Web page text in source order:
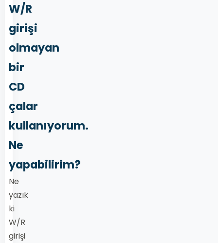
W/R
girişi
olmayan
bir
CD
çalar
kullanıyorum.
Ne
yapabilirim?
Ne
yazık
ki
W/R
girişi